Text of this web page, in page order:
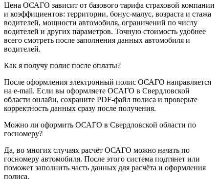
Цена ОСАГО зависит от базового тарифа страховой компании
и коэффициентов: территории, бонус-малус, возраста и стажа
водителей, мощности автомобиля, ограничений по числу
водителей и других параметров. Точную стоимость удобнее
всего смотреть после заполнения данных автомобиля и
водителей.
Как я получу полис после оплаты?
После оформления электронный полис ОСАГО направляется
на e-mail. Если вы оформляете ОСАГО в Свердловской
области онлайн, сохраните PDF-файл полиса и проверьте
корректность данных сразу после получения.
Можно ли оформить ОСАГО в Свердловской области по
госномеру?
Да, во многих случаях расчёт ОСАГО можно начать по
госномеру автомобиля. После этого система подтянет или
поможет заполнить часть данных для расчёта и оформления
полиса.